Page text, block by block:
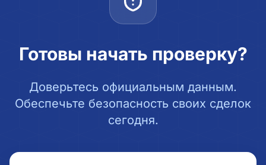
Готовы начать проверку?
Доверьтесь официальным данным.
Обеспечьте безопасность своих сделок
сегодня.